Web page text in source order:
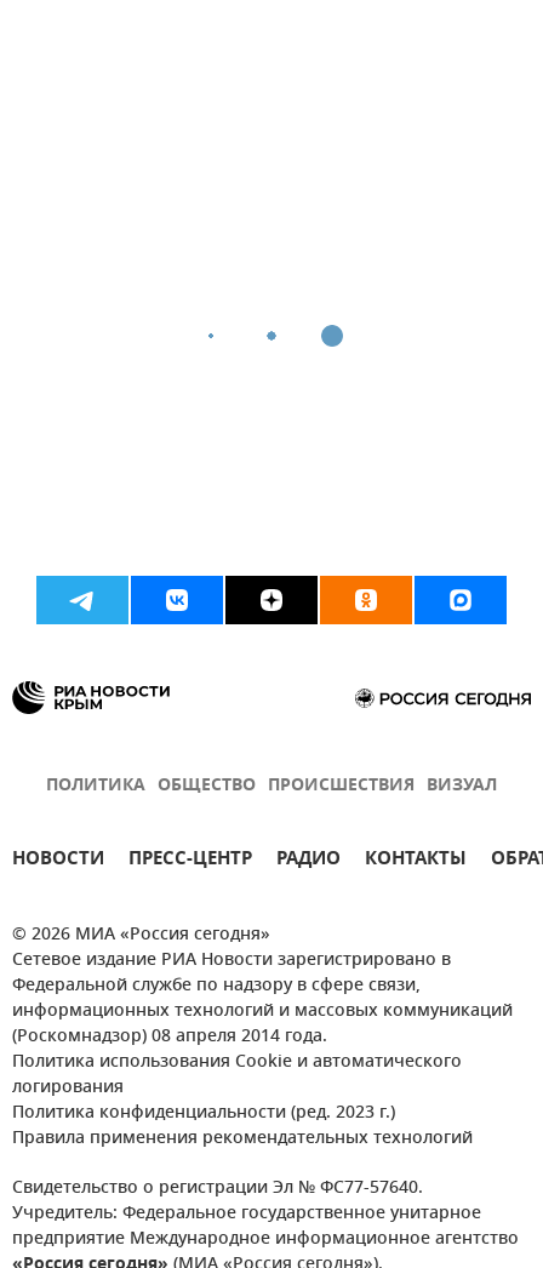
ПОЛИТИКА ОБЩЕСТВО ПРОИСШЕСТВИЯ ВИЗУАЛ
НОВОСТИ ПРЕСС-ЦЕНТР РАДИО КОНТАКТЫ
© 2026 МИА «Россия сегодня»
Сетевое издание РИА Новости зарегистрировано в
Федеральной службе по надзору в сфере связи,
информационных технологий и массовых коммуникаций
(Роскомнадзор) 08 апреля 2014 года.
Политика использования Cookie и автоматического
логирования
Политика конфиденциальности (ред. 2023 г.)
Правила применения рекомендательных технологий
Свидетельство о регистрации Эл № ФС77-57640.
Учредитель: Федеральное государственное унитарное
предприятие Международное информационное агентство